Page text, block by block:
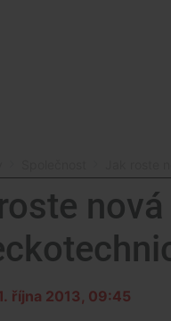
října 2013, 09:45